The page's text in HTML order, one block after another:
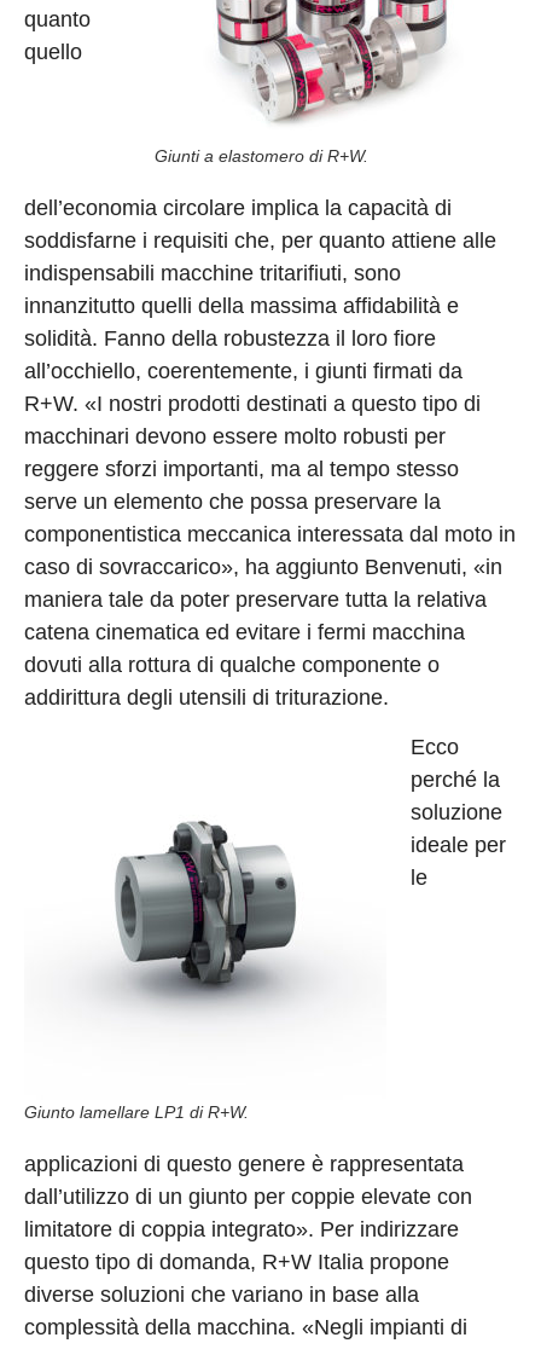
Giunti a elastomero di R+W.
quanto
quello
dell’economia circolare implica la capacità di
soddisfarne i requisiti che, per quanto attiene alle
indispensabili macchine tritarifiuti, sono
innanzitutto quelli della massima affidabilità e
solidità. Fanno della robustezza il loro fiore
all’occhiello, coerentemente, i giunti firmati da
R+W. «I nostri prodotti destinati a questo tipo di
macchinari devono essere molto robusti per
reggere sforzi importanti, ma al tempo stesso
serve un elemento che possa preservare la
componentistica meccanica interessata dal moto in
caso di sovraccarico», ha aggiunto Benvenuti, «in
maniera tale da poter preservare tutta la relativa
catena cinematica ed evitare i fermi macchina
dovuti alla rottura di qualche componente o
addirittura degli utensili di triturazione.
Giunto lamellare LP1 di R+W.
Ecco
perché la
soluzione
ideale per
le
applicazioni di questo genere è rappresentata
dall’utilizzo di un giunto per coppie elevate con
limitatore di coppia integrato». Per indirizzare
questo tipo di domanda, R+W Italia propone
diverse soluzioni che variano in base alla
complessità della macchina. «Negli impianti di